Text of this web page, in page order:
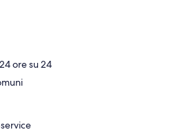
ore su 24